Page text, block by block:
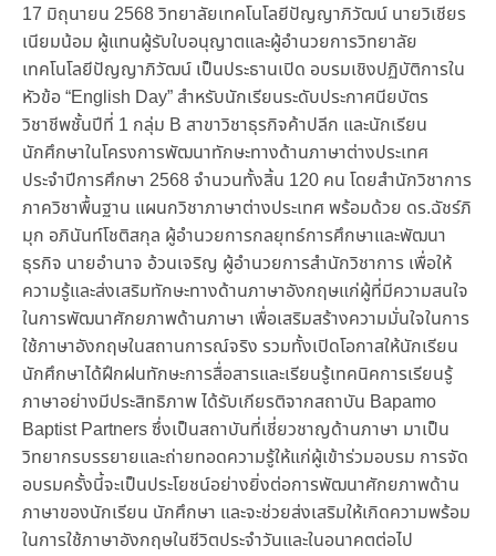
17 มิถุนายน 2568 วิทยาลัยเทคโนโลยีปัญญาภิวัฒน์ นายวิเชียร
เนียมน้อม ผู้แทนผู้รับใบอนุญาตและผู้อำนวยการวิทยาลัย
เทคโนโลยีปัญญาภิวัฒน์ เป็นประธานเปิด อบรมเชิงปฏิบัติการใน
หัวข้อ “English Day” สำหรับนักเรียนระดับประกาศนียบัตร
วิชาชีพชั้นปีที่ 1 กลุ่ม B สาขาวิชาธุรกิจค้าปลีก และนักเรียน
นักศึกษาในโครงการพัฒนาทักษะทางด้านภาษาต่างประเทศ
ประจำปีการศึกษา 2568 จำนวนทั้งสิ้น 120 คน โดยสำนักวิชาการ
ภาควิชาพื้นฐาน แผนกวิชาภาษาต่างประเทศ พร้อมด้วย ดร.ฉัชร์ภิ
มุก อภินันท์โชติสกุล ผู้อำนวยการกลยุทธ์การศึกษาและพัฒนา
ธุรกิจ นายอำนาจ อ้วนเจริญ ผู้อำนวยการสำนักวิชาการ เพื่อให้
ความรู้และส่งเสริมทักษะทางด้านภาษาอังกฤษแก่ผู้ที่มีความสนใจ
ในการพัฒนาศักยภาพด้านภาษา เพื่อเสริมสร้างความมั่นใจในการ
ใช้ภาษาอังกฤษในสถานการณ์จริง รวมทั้งเปิดโอกาสให้นักเรียน
นักศึกษาได้ฝึกฝนทักษะการสื่อสารและเรียนรู้เทคนิคการเรียนรู้
ภาษาอย่างมีประสิทธิภาพ ได้รับเกียรติจากสถาบัน Bapamo
Baptist Partners ซึ่งเป็นสถาบันที่เชี่ยวชาญด้านภาษา มาเป็น
วิทยากรบรรยายและถ่ายทอดความรู้ให้แก่ผู้เข้าร่วมอบรม การจัด
อบรมครั้งนี้จะเป็นประโยชน์อย่างยิ่งต่อการพัฒนาศักยภาพด้าน
ภาษาของนักเรียน นักศึกษา และจะช่วยส่งเสริมให้เกิดความพร้อม
ในการใช้ภาษาอังกฤษในชีวิตประจำวันและในอนาคตต่อไป